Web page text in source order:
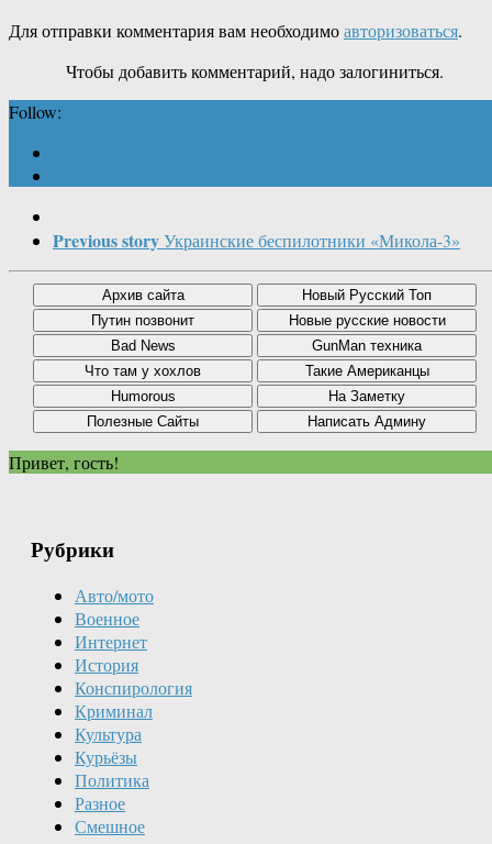
Для отправки комментария вам необходимоавторизоваться.
Чтобы добавить комментарий, надо залогиниться.
Follow:
Previous storyУкраинские беспилотники «Микола-3»
Привет, гость!
Рубрики
Авто/мото
Военное
Интернет
История
Конспирология
Криминал
Культура
Курьёзы
Политика
Разное
Смешное